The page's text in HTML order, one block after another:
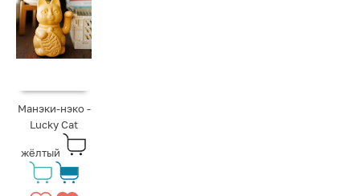
Манэки-нэко -
Lucky Cat
жёлтый